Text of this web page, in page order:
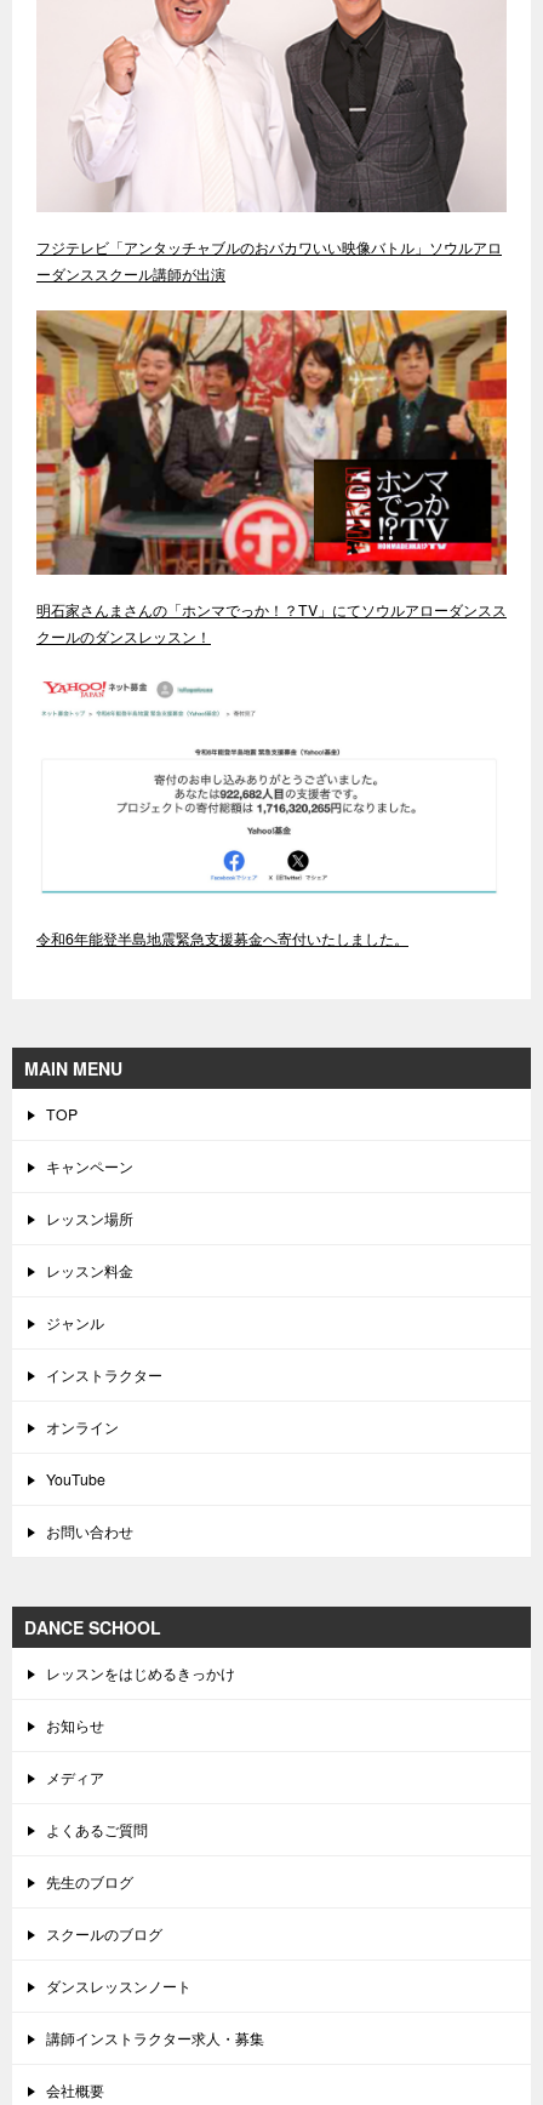
フジテレビ「アンタッチャブルのおバカワいい映像バトル」ソウルアロ
ーダンススクール講師が出演
明石家さんまさんの「ホンマでっか！？TV」にてソウルアローダンスス
クールのダンスレッスン！
令和6年能登半島地震緊急支援募金へ寄付いたしました。
MAIN MENU
TOP
キャンペーン
レッスン場所
レッスン料金
ジャンル
インストラクター
オンライン
YouTube
お問い合わせ
DANCE SCHOOL
レッスンをはじめるきっかけ
お知らせ
メディア
よくあるご質問
先生のブログ
スクールのブログ
ダンスレッスンノート
講師インストラクター求人・募集
会社概要